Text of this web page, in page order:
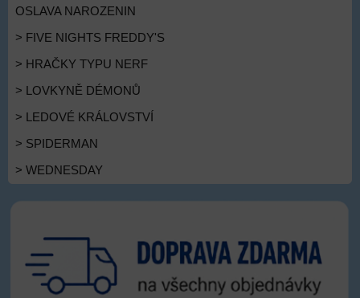
OSLAVA NAROZENIN
> FIVE NIGHTS FREDDY'S
> HRAČKY TYPU NERF
> LOVKYNĚ DÉMONŮ
> LEDOVÉ KRÁLOVSTVÍ
> SPIDERMAN
> WEDNESDAY